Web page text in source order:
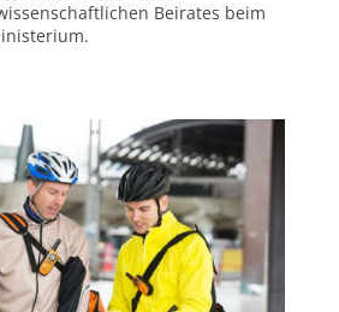
Beirates beim